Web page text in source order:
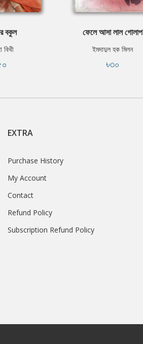
বকুল
বিথী
ফেলে আসা লাল গোলাপ
ইমদাদুল হক মিলন
৳৩০
EXTRA
Purchase History
My Account
Contact
Refund Policy
Subscription Refund Policy